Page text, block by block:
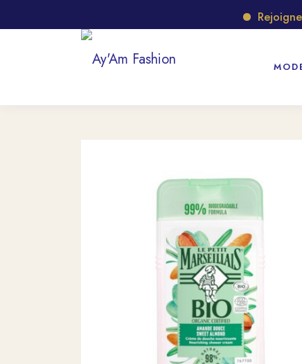
Rejoignez